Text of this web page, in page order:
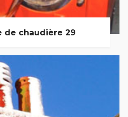
de chaudière 29